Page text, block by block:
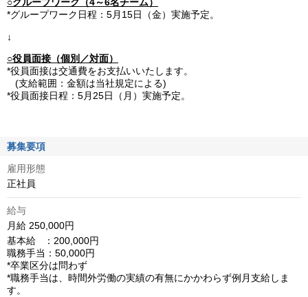
○グループワーク（4～6名チーム）
*グループワーク日程：5月15日（金）実施予定。
↓
○役員面接（個別／対面）
*役員面接は交通費をお支払いいたします。
(支給範囲：金額は当社規定による)
*役員面接日程：5月25日（月）実施予定。
募集要項
雇用形態
正社員
給与
月給 250,000円
基本給   ：200,000円
職務手当：50,000円
*卒業区分は問わず
*職務手当は、時間外労働の実績の有無にかかわらず例月支給しま
す。